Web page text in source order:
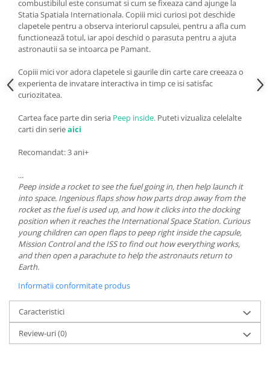
combustibilul este consumat si cum se fixeaza cand ajunge la
Statia Spatiala Internationala. Copiii mici curiosi pot deschide
clapetele pentru a observa interiorul capsulei, pentru a afla cum
functionează totul, iar apoi deschid o parasuta pentru a ajuta
astronautii sa se intoarca pe Pamant.
Copiii mici vor adora clapetele si gaurile din carte care creeaza o
experienta de invatare interactiva in timp ce isi satisfac
curiozitatea.
Cartea face parte din seria Peep inside. Puteti vizualiza celelalte
carti din serieaici
Recomandat: 3 ani+
...
Peep inside a rocket to see the fuel going in, then help launch it
into space. Ingenious flaps show how parts drop away from the
rocket as the fuel is used up, and how it clicks into the docking
position when it reaches the International Space Station. Curious
young children can open flaps to peep right inside the capsule,
Mission Control and the ISS to find out how everything works,
and then open a parachute to help the astronauts return to
Earth.
Informatii conformitate produs
Caracteristici
Review-uri(0)